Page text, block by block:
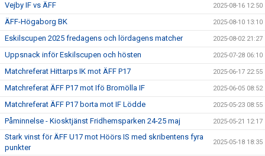
Vejby IF vs ÄFF 2025-08-16 12:50
ÄFF-Högaborg BK 2025-08-10 13:10
Eskilscupen 2025 fredagens och lördagens matcher 2025-08-02 21:27
Uppsnack inför Eskilscupen och hösten 2025-07-28 06:10
Matchreferat Hittarps IK mot ÄFF P17 2025-06-17 22:55
Matchreferat ÄFF P17 mot Ifö Bromölla IF 2025-06-05 08:52
Matchreferat ÄFF P17 borta mot IF Lödde 2025-05-23 08:55
Påminnelse - Kiosktjänst Fridhemsparken 24-25 maj 2025-05-21 12:17
Stark vinst för ÄFF U17 mot Höörs IS med skribentens fyra
punkter
2025-05-18 18:35